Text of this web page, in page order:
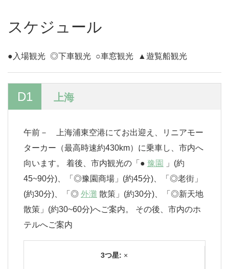
スケジュール
●入場観光 ◎下車観光 ○車窓観光 ▲遊覧船観光
D1 上海
午前－ 上海浦東空港にてお出迎え、リニアモー
ターカー（最高時速約430km）に乗車し、市内へ
向います。 着後、市内観光の「● 豫園
」(約
45~90分)、「◎豫園商場」(約45分)、「◎老街」
(約30分)、「◎ 外灘 散策」(約30分)、「◎新天地
散策」(約30~60分)へご案内。 その後、市内のホ
テルへご案内
3つ星: ×